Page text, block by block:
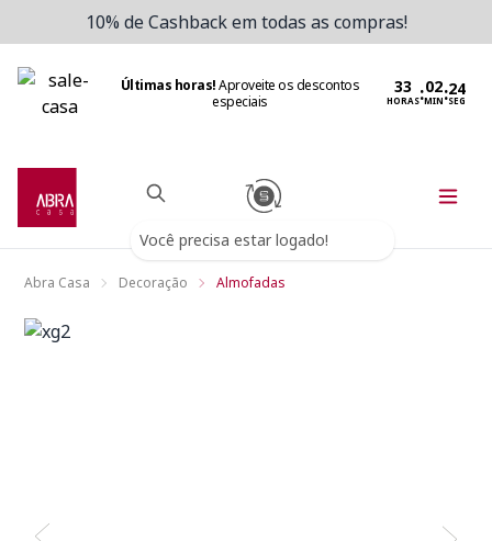
10% de Cashback em todas as compras!
Últimas horas!Aproveite os descontos
especiais
HORAS:MIN:SEG
Você precisa estar logado!
Abra Casa Decoração Almofadas